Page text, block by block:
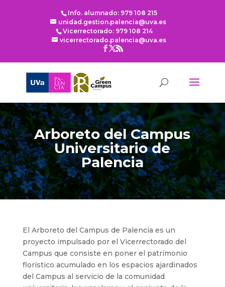
Info. alumnado: 979 108 215
unidad.gestion.palencia@uva.es
Vicerrectorado: 979 108 214
vicerrectorado.palencia@uva.es
Arboreto del Campus
Universitario de
Palencia
El Arboreto del Campus de Palencia es un
proyecto impulsado por el Vicerrectorado del
Campus que consiste en poner el patrimonio
florístico acumulado en los espacios ajardinados
del Campus al servicio de la comunidad